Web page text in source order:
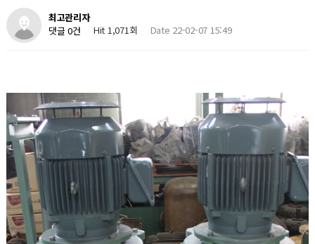
최고관리자
댓글 0건
Hit 1,071회 Date 22-02-07 15:49